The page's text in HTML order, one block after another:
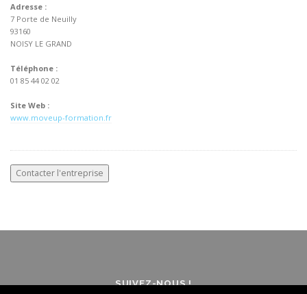
Adresse :
7 Porte de Neuilly
93160
NOISY LE GRAND
Téléphone :
01 85 44 02 02
Site Web :
www.moveup-formation.fr
SUIVEZ-NOUS !